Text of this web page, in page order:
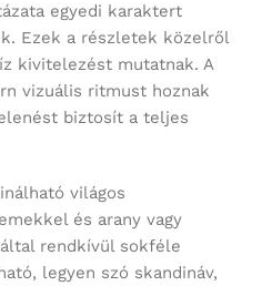
egyedi karaktert
Ezek a részletek közelről
kivitelezést mutatnak. A
vizuális ritmust hoznak
biztosít a teljes
világos
és arany vagy
rendkívül sokféle
legyen szó skandináv,